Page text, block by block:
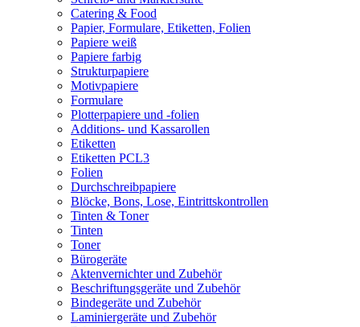
Catering & Food
Papier, Formulare, Etiketten, Folien
Papiere weiß
Papiere farbig
Strukturpapiere
Motivpapiere
Formulare
Plotterpapiere und -folien
Additions- und Kassarollen
Etiketten
Etiketten PCL3
Folien
Durchschreibpapiere
Blöcke, Bons, Lose, Eintrittskontrollen
Tinten & Toner
Tinten
Toner
Bürogeräte
Aktenvernichter und Zubehör
Beschriftungsgeräte und Zubehör
Bindegeräte und Zubehör
Laminiergeräte und Zubehör